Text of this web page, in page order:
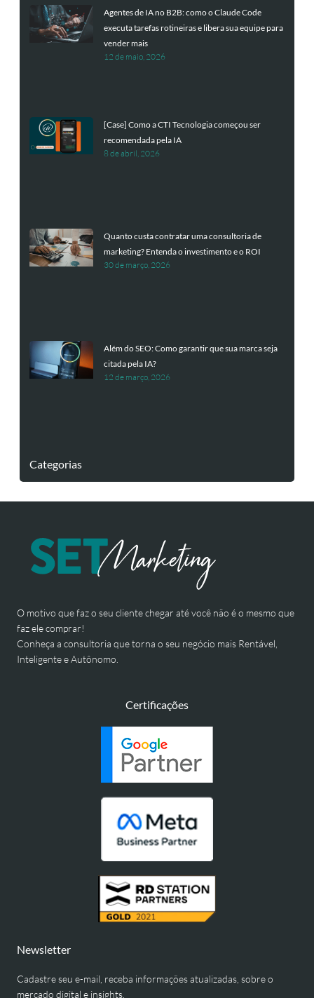
Agentes de IA no B2B: como o Claude Code
executa tarefas rotineiras e libera sua equipe para
vender mais
12 de maio, 2026
[Case] Como a CTI Tecnologia começou ser
recomendada pela IA
8 de abril, 2026
Quanto custa contratar uma consultoria de
marketing? Entenda o investimento e o ROI
30 de março, 2026
Além do SEO: Como garantir que sua marca seja
citada pela IA?
12 de março, 2026
Categorias
O motivo que faz o seu cliente chegar até você não é o mesmo que
faz ele comprar!
Conheça a consultoria que torna o seu negócio mais Rentável,
Inteligente e Autônomo.
Certificações
Newsletter
Cadastre seu e-mail, receba informações atualizadas, sobre o
mercado digital e insights.